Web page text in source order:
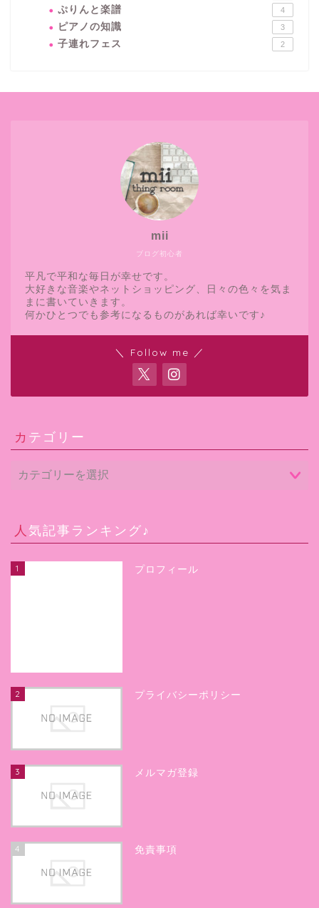
ぷりんと楽譜 4
ピアノの知識 3
子連れフェス 2
ブログ初心者
mii
平凡で平和な毎日が幸せです。
大好きな音楽やネットショッピング、日々の色々を気ま
まに書いていきます。
何かひとつでも参考になるものがあれば幸いです♪
＼ Follow me ／
カテゴリー
人気記事ランキング♪
1 プロフィール
2 プライバシーポリシー
3 メルマガ登録
4 免責事項